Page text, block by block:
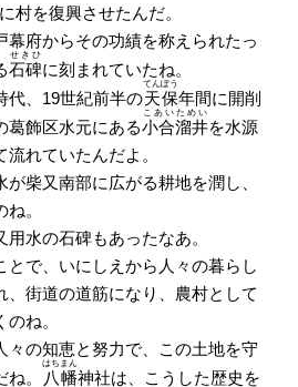
村を復興させたんだ。
幕府からその功績を称えられたっ
石碑
せきひ
に刻まれていたね。
代、19世紀前半の天保
てんぽう
年間に開削
葛飾区水元にある小合溜井
こあいためい
を水源
れていたんだよ。
柴又南部に広がる耕地を潤し、
。
水の石碑もあったなあ。
とで、いにしえから人々の暮らし
、街道の道筋になり、農村として
ね。
々の知恵と努力で、この土地を守
。
八幡
はちまん
神社は、こうした歴史を